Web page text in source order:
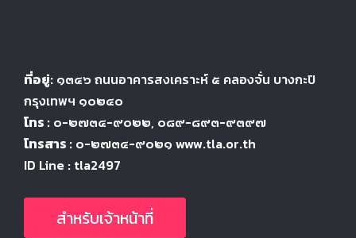
ที่อยู่: ๑๓๔๖ ถนนอาคารสงเคราะห์ ๕ คลองจั่น บางกะปิ
กรุงเทพฯ ๑๐๒๔๐
โทร : ๐-๒๗๓๔-๙๐๒๒, ๐๘๙-๘๙๓-๙๓๙๗
โทรสาร : ๐-๒๗๓๔-๙๐๒๑ www.tla.or.th
ID Line : tla2497
สำหรับเจ้าหน้าที่